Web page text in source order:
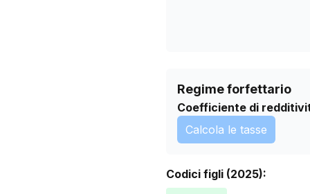
Regime forfettario
Coefficiente di
Calcola le tasse
Codici figli (2025):